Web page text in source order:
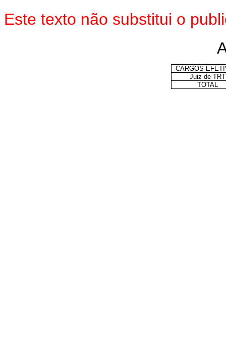
Este texto não substitui o
CARGOS
Juiz de TRT
TOTAL